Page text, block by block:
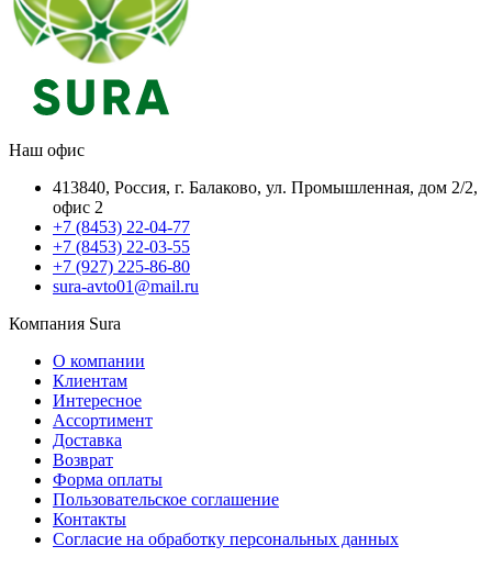
Наш офис
413840, Россия, г. Балаково, ул. Промышленная, дом 2/2,
офис 2
+7 (8453) 22-04-77
+7 (8453) 22-03-55
+7 (927) 225-86-80
sura-avto01@mail.ru
Компания Sura
О компании
Клиентам
Интересное
Ассортимент
Доставка
Возврат
Форма оплаты
Пользовательское соглашение
Контакты
Согласие на обработку персональных данных